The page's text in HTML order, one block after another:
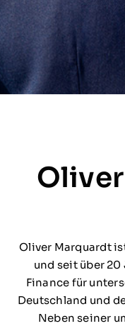
Oliver Marquardt
und seit über
Finance für
Deutschland und
Neben seiner